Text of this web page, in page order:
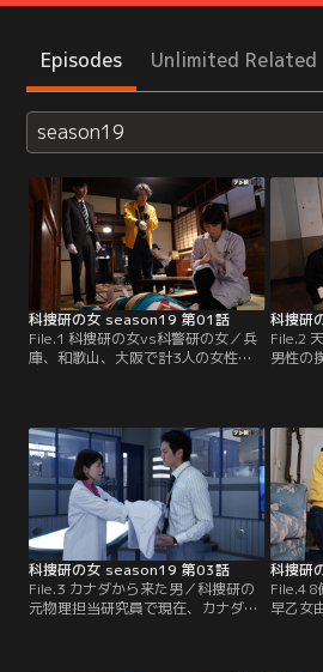
Episodes Unlimited Related
season19
科捜研の女 season19 第01話
File.1 科捜研の女vs科警研の女／兵
庫、和歌山、大阪で計3人の女性を
絞殺し、大阪府警に逮捕されたもの
鈴木拓）の姿が、京都駅の防犯カメ
ラで発見された。京都府警にも捜査
協力が命じられ、榊マリコ（沢口靖
子）ら科捜研でも防犯カメラ映像の
分析を開始する。
科捜研
File.2
男性の
れてい
たち科
いると
束をし
科捜研の女 season19 第03話
File.3 カナダから来た男／科捜研の
元物理担当研究員で現在、カナダ
科捜研
File.4 8
早乙女